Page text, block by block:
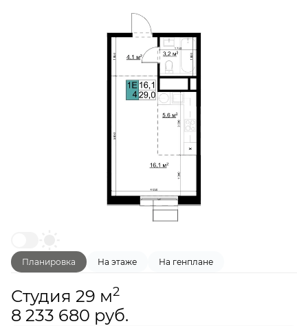
Планировка На этаже На генплане
Студия 29 м2
8 233 680 руб.